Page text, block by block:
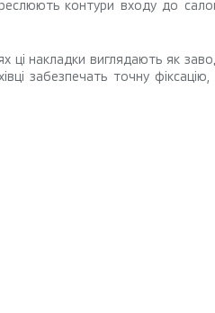
контури входу до
накладки виглядають як
забезпечать точну